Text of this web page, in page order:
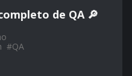
de QA 🔎
#QA